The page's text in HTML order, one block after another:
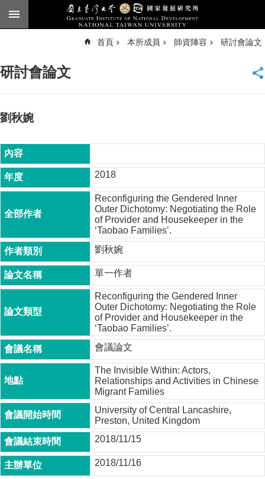
跳到主要內容區塊
臺
頁
公
告
本
簡
本
所
成
員
博
班
碩
班
在
職
專
班
學
術
首頁 本所成員 師資陣容 研討會論文
研討會論文
劉秋婉
2018
Reconfiguring the Gendered Inner
Outer Dichotomy: Negotiating the Role
of Provider and Housekeeper in the
‘Taobao Families’.
劉秋婉
單一作者
Reconfiguring the Gendered Inner
Outer Dichotomy: Negotiating the Role
of Provider and Housekeeper in the
‘Taobao Families’.
會議論文
The Invisible Within: Actors,
Relationships and Activities in Chinese
Migrant Families
University of Central Lancashire,
Preston, United Kingdom
2018/11/15
2018/11/16